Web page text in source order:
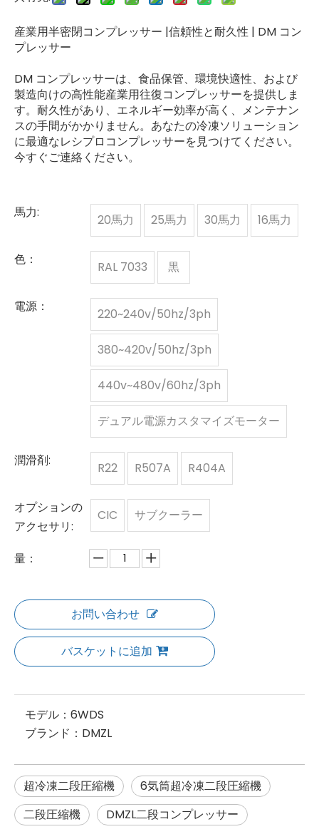
産業用半密閉コンプレッサー |信頼性と耐久性 | DM コン
プレッサー
DM コンプレッサーは、食品保管、環境快適性、および
製造向けの高性能産業用往復コンプレッサーを提供しま
す。耐久性があり、エネルギー効率が高く、メンテナン
スの手間がかかりません。あなたの冷凍ソリューション
に最適なレシプロコンプレッサーを見つけてください。
今すぐご連絡ください。
馬力: 20馬力 25馬力 30馬力 16馬力
色： RAL 7033 黒
電源： 220~240v/50hz/3ph
380~420v/50hz/3ph
440v~480v/60hz/3ph
デュアル電源カスタマイズモーター
潤滑剤: R22 R507A R404A
オプションの
アクセサリ:
CIC サブクーラー
量：
お問い合わせ
バスケットに追加
モデル： 6WDS
ブランド： DMZL
超冷凍二段圧縮機
6気筒超冷凍二段圧縮機
二段圧縮機
DMZL二段コンプレッサー